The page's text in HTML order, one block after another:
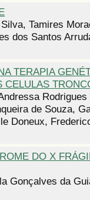
Tamires
dos Santos
TERAPIA
CELULAS
de Souza,
Doneux,
DO X
Gonçalves da